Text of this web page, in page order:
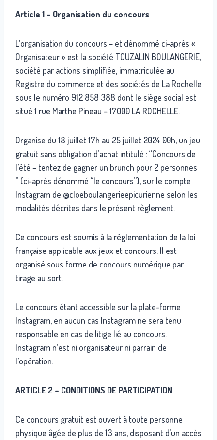
Article 1 – Organisation du concours
L’organisation du concours – et dénommé ci-après «
Organisateur » est la société TOUZALIN BOULANGERIE,
société par actions simplifiée, immatriculée au
Registre du commerce et des sociétés de La Rochelle
sous le numéro 912 858 388 dont le siège social est
situé 1 rue Marthe Pineau – 17000 LA ROCHELLE.
Organise du 18 juillet 17h au 25 juillet 2024 00h, un jeu
gratuit sans obligation d’achat intitulé : “Concours de
l’été – tentez de gagner un brunch pour 2 personnes
” (ci-après dénommé “le concours”), sur le compte
Instagram de @cloeboulangerieepicurienne selon les
modalités décrites dans le présent règlement.
Ce concours est soumis à la réglementation de la loi
française applicable aux jeux et concours. Il est
organisé sous forme de concours numérique par
tirage au sort.
Le concours étant accessible sur la plate-forme
Instagram, en aucun cas Instagram ne sera tenu
responsable en cas de litige lié au concours.
Instagram n’est ni organisateur ni parrain de
l’opération.
ARTICLE 2 – CONDITIONS DE PARTICIPATION
Ce concours gratuit est ouvert à toute personne
physique âgée de plus de 13 ans, disposant d’un accès